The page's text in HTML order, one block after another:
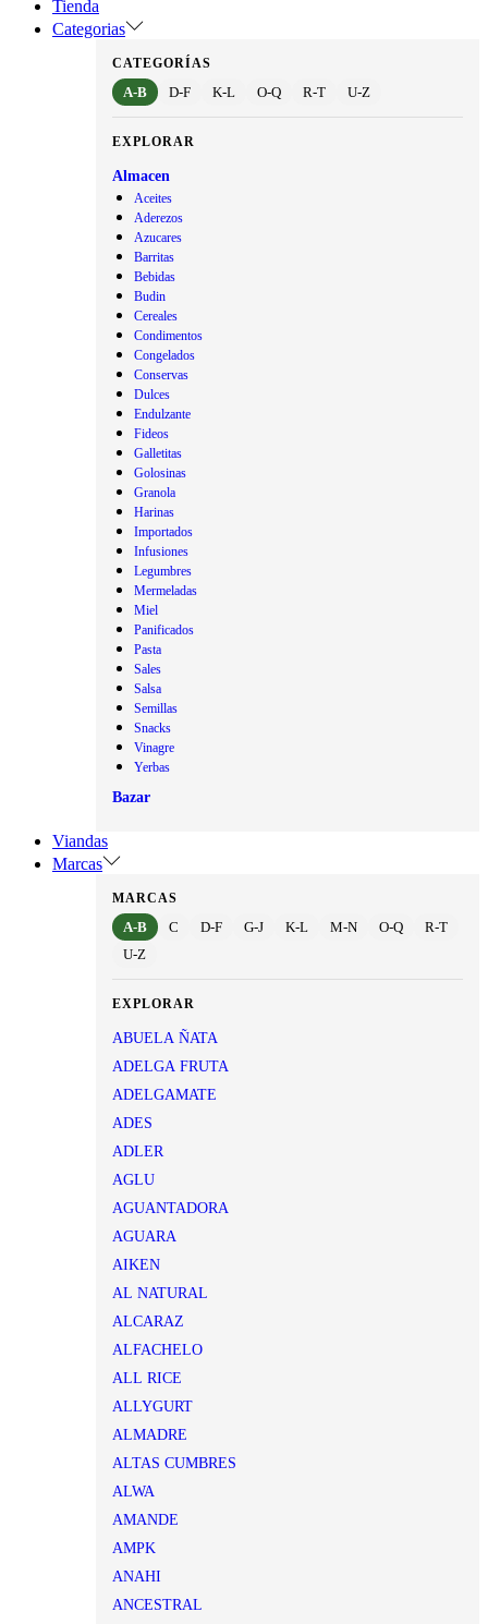
Tienda
Categorias
CATEGORÍAS
A-B D-F K-L O-Q R-T U-Z
EXPLORAR
Almacen
Aceites
Aderezos
Azucares
Barritas
Bebidas
Budin
Cereales
Condimentos
Congelados
Conservas
Dulces
Endulzante
Fideos
Galletitas
Golosinas
Granola
Harinas
Importados
Infusiones
Legumbres
Mermeladas
Miel
Panificados
Pasta
Sales
Salsa
Semillas
Snacks
Vinagre
Yerbas
Bazar
Viandas
Marcas
MARCAS
A-B C D-F G-J K-L M-N O-Q
R-T
U-Z
EXPLORAR
ABUELA ÑATA
ADELGA FRUTA
ADELGAMATE
ADES
ADLER
AGLU
AGUANTADORA
AGUARA
AIKEN
AL NATURAL
ALCARAZ
ALFACHELO
ALL RICE
ALLYGURT
ALMADRE
ALTAS CUMBRES
ALWA
AMANDE
AMPK
ANAHI
ANCESTRAL